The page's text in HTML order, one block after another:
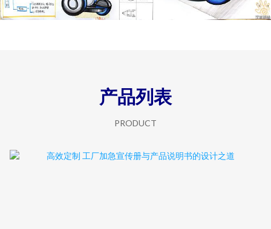
产品列表
PRODUCT